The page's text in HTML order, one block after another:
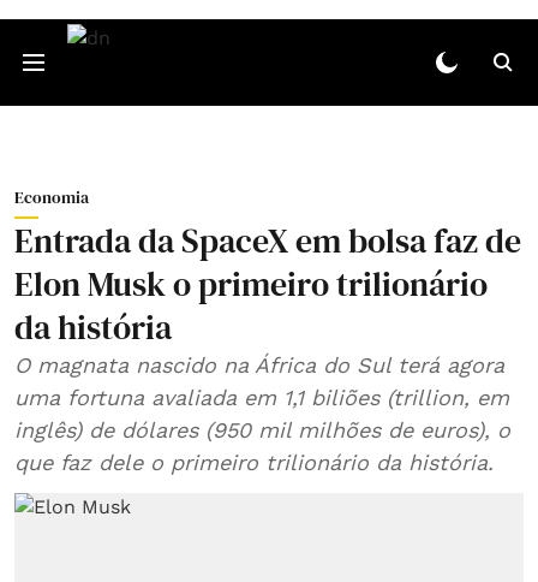
Economia
Entrada da SpaceX em bolsa faz de
Elon Musk o primeiro trilionário
da história
O magnata nascido na África do Sul terá agora
uma fortuna avaliada em 1,1 biliões (trillion, em
inglês) de dólares (950 mil milhões de euros), o
que faz dele o primeiro trilionário da história.